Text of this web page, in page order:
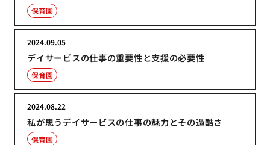
保育園
デイサービスの仕事の重要性と支援の必要性
2024.09.05
保育園
私が思うデイサービスの仕事の魅力とその過酷さ
2024.08.22
保育園